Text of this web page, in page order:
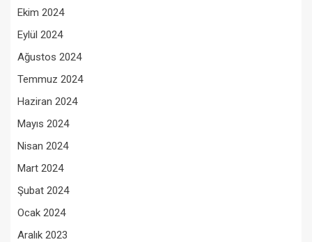
Ekim 2024
Eylül 2024
Ağustos 2024
Temmuz 2024
Haziran 2024
Mayıs 2024
Nisan 2024
Mart 2024
Şubat 2024
Ocak 2024
Aralık 2023